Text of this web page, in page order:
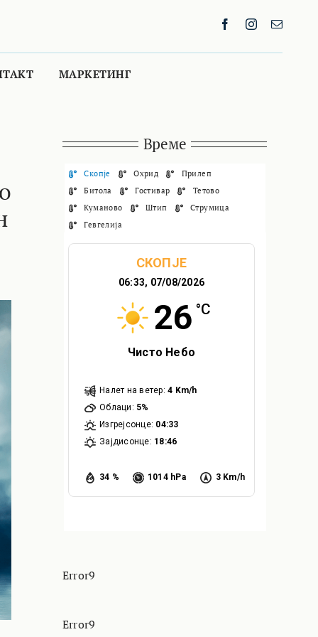
МАРКЕТИНГ
Време
Скопје Охрид
Прилеп
Битола
Гостивар
Тетово
Куманово
Штип
Струмица
Гевгелија
СКОПЈЕ
06:33, 07/08/2026
26 °C
Чисто Небо
34 % 1014 hPa 3 Km/h
Налет на ветер: 4 Km/h
Облаци: 5%
Изгрејсонце: 04:33
Зајдисонце: 18:46
Error9
Error9